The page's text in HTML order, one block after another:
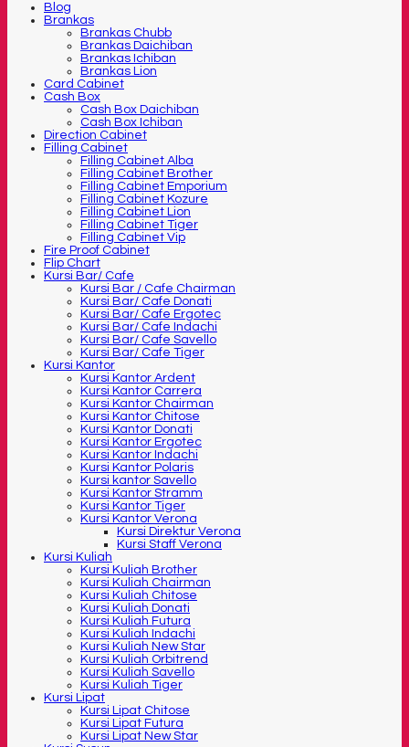
Blog
Brankas
Brankas Chubb
Brankas Daichiban
Brankas Ichiban
Brankas Lion
Card Cabinet
Cash Box
Cash Box Daichiban
Cash Box Ichiban
Direction Cabinet
Filling Cabinet
Filling Cabinet Alba
Filling Cabinet Brother
Filling Cabinet Emporium
Filling Cabinet Kozure
Filling Cabinet Lion
Filling Cabinet Tiger
Filling Cabinet Vip
Fire Proof Cabinet
Flip Chart
Kursi Bar/ Cafe
Kursi Bar / Cafe Chairman
Kursi Bar/ Cafe Donati
Kursi Bar/ Cafe Ergotec
Kursi Bar/ Cafe Indachi
Kursi Bar/ Cafe Savello
Kursi Bar/ Cafe Tiger
Kursi Kantor
Kursi Kantor Ardent
Kursi Kantor Carrera
Kursi Kantor Chairman
Kursi Kantor Chitose
Kursi Kantor Donati
Kursi Kantor Ergotec
Kursi Kantor Indachi
Kursi Kantor Polaris
Kursi kantor Savello
Kursi Kantor Stramm
Kursi Kantor Tiger
Kursi Kantor Verona
Kursi Direktur Verona
Kursi Staff Verona
Kursi Kuliah
Kursi Kuliah Brother
Kursi Kuliah Chairman
Kursi Kuliah Chitose
Kursi Kuliah Donati
Kursi Kuliah Futura
Kursi Kuliah Indachi
Kursi Kuliah New Star
Kursi Kuliah Orbitrend
Kursi Kuliah Savello
Kursi Kuliah Tiger
Kursi Lipat
Kursi Lipat Chitose
Kursi Lipat Futura
Kursi Lipat New Star